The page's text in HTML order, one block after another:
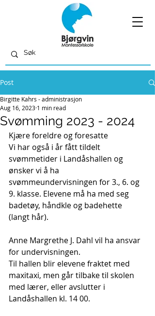
Post
Svømming 2023 - 2024
Birgitte Kahrs - administrasjon
Aug 16, 2023 1 min read
Kjære foreldre og foresatte
Vi har også i år fått tildelt
svømmetider i Landåshallen og
ønsker vi å ha
svømmeundervisningen for 3., 6. og
9. klasse. Elevene må ha med seg
badetøy, håndkle og badehette
(langt hår).
Anne Margrethe J. Dahl vil ha ansvar
for undervisningen.
Til hallen blir elevene fraktet med
maxitaxi, men går tilbake til skolen
med lærer, eller avslutter i
Landåshallen kl. 14 00.